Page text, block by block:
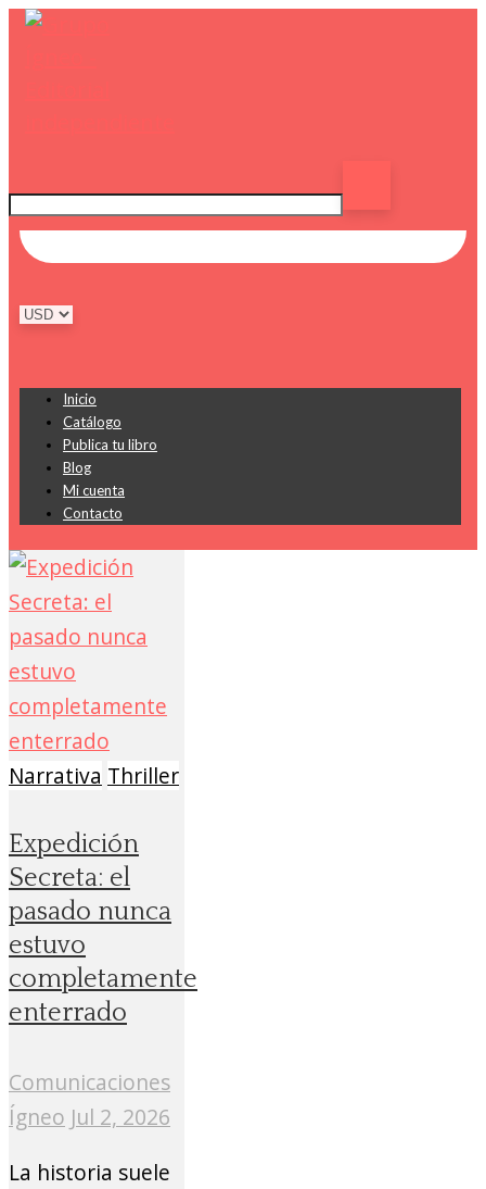
Inicio
Catálogo
Publica tu libro
Blog
Mi cuenta
Contacto
Narrativa Thriller
Expedición
Secreta: el
pasado nunca
estuvo
completamente
enterrado
Comunicaciones
Ígneo Jul 2, 2026
La historia suele